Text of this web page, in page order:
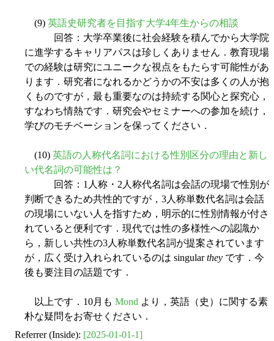
(9) 英語史研究者を目指す大学4年生からの相談
回答：大学卒業後に社会経験を積んでから大学院
に進学するキャリアパスは珍しくありません．教育現場
での経験は研究にユニークな視点をもたらす可能性があ
ります．研究者になれるかどうかの不安は多くの人が抱
くものですが，最も重要なのは持続する関心と探究心，
すなわち情熱です．研究会やセミナーへの参加を続け，
学びのモチベーションを保ってください．
(10) 英語の人称代名詞における性別区分の理由と新し
い代名詞の可能性は？
回答：1人称・2人称代名詞は会話の現場で性別が
判断できるため共性的ですが，3人称単数代名詞は会話
の現場にいない人を指すため，明示的に性別情報が付さ
れていると便利です．現代では性の多様性への認識か
ら，新しい共性の3人称単数代名詞が提案されています
が，広く受け入れられているのは singularthey です．今
後も要注目の話題です．
以上です．10月も Mond より，英語（史）に関する素
朴な疑問をお寄せください．
Referrer (Inside): [2025-01-01-1]